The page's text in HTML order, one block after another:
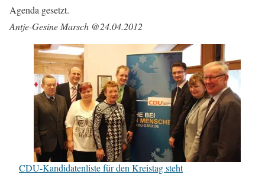
Agenda gesetzt.
Antje-Gesine Marsch @24.04.2012
CDU-Kandidatenliste für den Kreistag steht